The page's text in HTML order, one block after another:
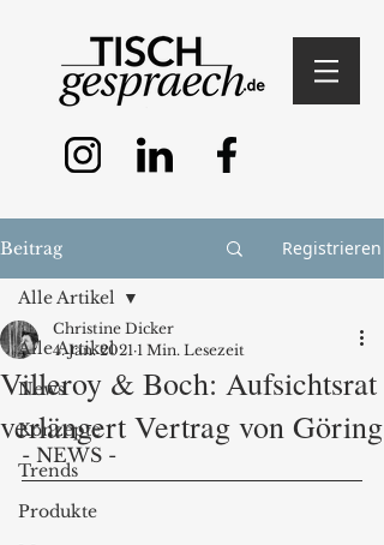
Beitrag Registrieren
Alle Artikel
News
Konzepte
Trends
Produkte
Alle Artikel
Villeroy & Boch: Aufsichtsrat
verlängert Vertrag von Göring
Christine Dicker
4. Jan. 2021 1 Min. Lesezeit
- NEWS -